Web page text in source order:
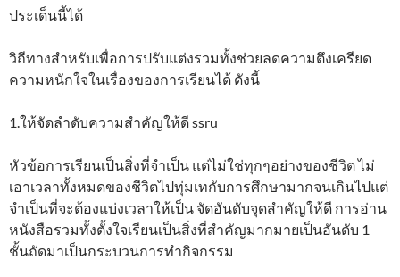
ประเด็นนี้ได้
วิถีทางสำหรับเพื่อการปรับแต่งรวมทั้งช่วยลดความตึงเครียด
ความหนักใจในเรื่องของการเรียนได้ ดังนี้
1.ให้จัดลำดับความสำคัญให้ดี ssru
หัวข้อการเรียนเป็นสิ่งที่จำเป็น แต่ไม่ใช่ทุกๆอย่างของชีวิต ไม่
เอาเวลาทั้งหมดของชีวิตไปทุ่มเทกับการศึกษามากจนเกินไปแต่
จำเป็นที่จะต้องแบ่งเวลาให้เป็น จัดอันดับจุดสำคัญให้ดี การอ่าน
หนังสือรวมทั้งตั้งใจเรียนเป็นสิ่งที่สำคัญมากมายเป็นอันดับ 1
ชั้นถัดมาเป็นกระบวนการทำกิจกรรม